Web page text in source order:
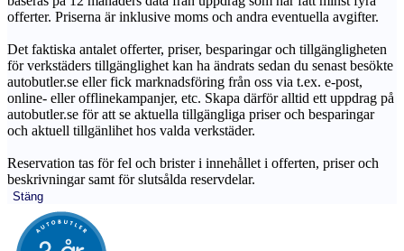
offerter. Priserna är inklusive moms och andra eventuella avgifter.
Det faktiska antalet offerter, priser, besparingar och tillgängligheten
för verkstäders tillgänglighet kan ha ändrats sedan du senast besökte
autobutler.se eller fick marknadsföring från oss via t.ex. e-post,
online- eller offlinekampanjer, etc. Skapa därför alltid ett uppdrag på
autobutler.se för att se aktuella tillgängliga priser och besparingar
och aktuell tillgänlihet hos valda verkstäder.
Reservation tas för fel och brister i innehållet i offerten, priser och
beskrivningar samt för slutsålda reservdelar.
Stäng